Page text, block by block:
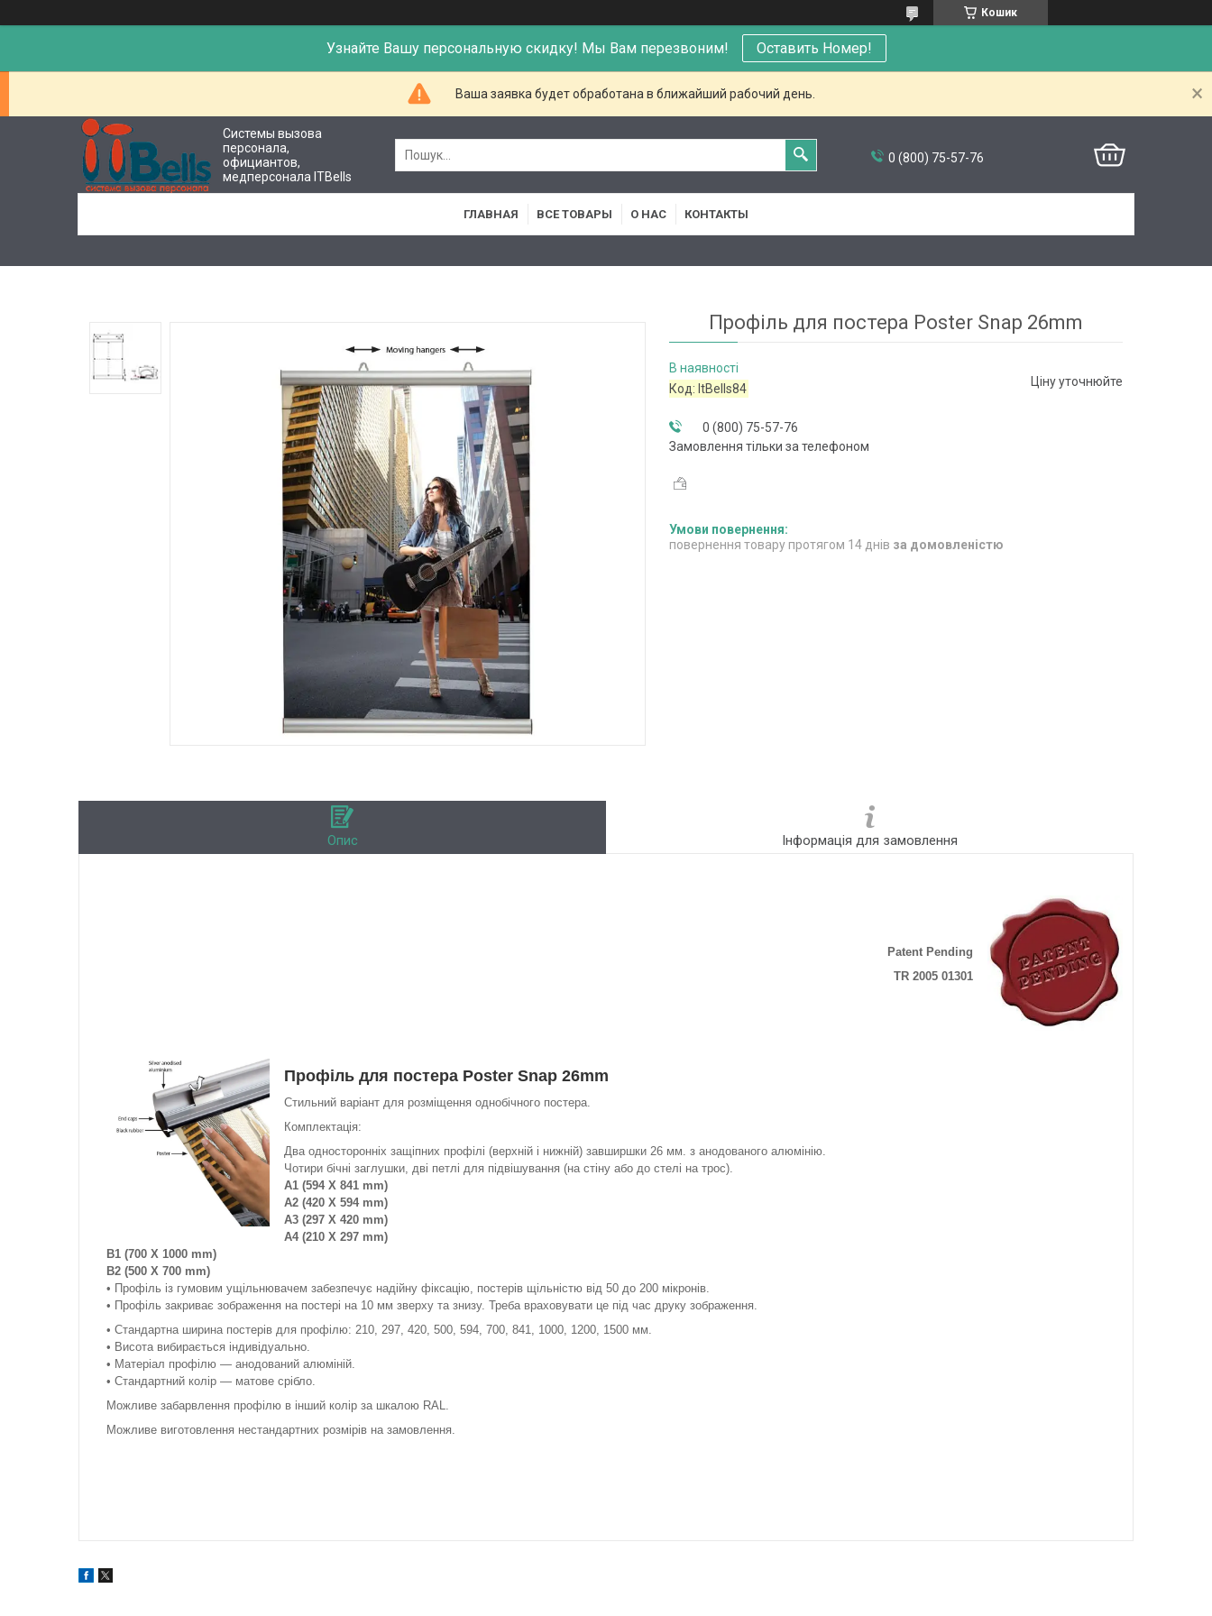
Кошик
Узнайте Вашу персональную скидку! Мы Вам перезвоним! Оставить Номер!
Ваша заявка будет обработана в ближайший рабочий день.
Системы вызова
персонала,
официантов,
медперсонала ITBells
0 (800) 75-57-76
ГЛАВНАЯ ВСЕ ТОВАРЫ О НАС КОНТАКТЫ
Профіль для постера Poster Snap 26mm
В наявності
Код: ItBells84 Ціну уточнюйте
0 (800) 75-57-76
Замовлення тільки за телефоном
повернення товару протягом 14 днів за домовленістю
Опис Інформація для замовлення
Patent Pending
TR 2005 01301
Профіль для постера Poster Snap 26mm
Стильний варіант для розміщення однобічного постера.
Комплектація:
Два односторонніх защіпних профілі (верхній і нижній) завширшки 26 мм. з анодованого алюмінію.
Чотири бічні заглушки, дві петлі для підвішування (на стіну або до стелі на трос).
A1 (594 X 841 mm)
A2 (420 X 594 mm)
A3 (297 X 420 mm)
A4 (210 X 297 mm)
B1 (700 X 1000 mm)
B2 (500 X 700 mm)
• Профіль із гумовим ущільнювачем забезпечує надійну фіксацію, постерів щільністю від 50 до 200 мікронів.
• Профіль закриває зображення на постері на 10 мм зверху та знизу. Треба враховувати це під час друку зображення.
• Стандартна ширина постерів для профілю: 210, 297, 420, 500, 594, 700, 841, 1000, 1200, 1500 мм.
• Висота вибирається індивідуально.
• Матеріал профілю — анодований алюміній.
• Стандартний колір — матове срібло.
Можливе забарвлення профілю в інший колір за шкалою RAL.
Можливе виготовлення нестандартних розмірів на замовлення.